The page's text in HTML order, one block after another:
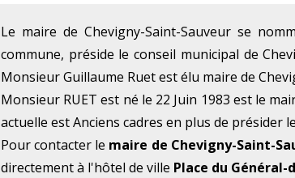
Le maire de Chevigny-Saint-Sauveur se
commune, préside le conseil municipal de
Monsieur Guillaume Ruet est élu maire de
Monsieur RUET est né le 22 Juin 1983 est le
actuelle est Anciens cadres en plus de présider
Pour contacter le maire de Chevigny-Saint-
directement à l'hôtel de ville Place du Général-